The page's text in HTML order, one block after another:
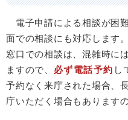
電子申請による相談が困
面での相談にも対応します。
窓口での相談は、混雑時に
ますので、 必ず電話予約 し
予約なく来庁された場合、
庁いただく場合もあります